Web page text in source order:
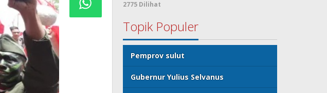
2775 Dilihat
Topik Populer
Pemprov sulut
Gubernur Yulius Selvanus